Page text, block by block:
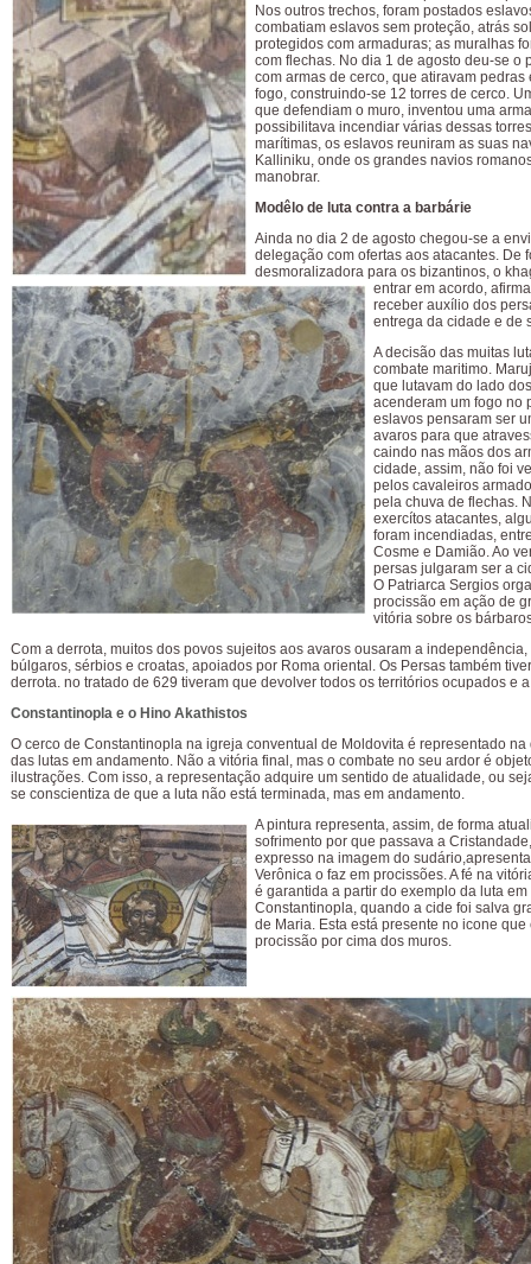
Nos outros trechos, foram postados
combatiam eslavos sem proteção, atrás
protegidos com armaduras; as muralhas
com flechas. No dia 1 de agosto deu-se o
com armas de cerco, que atiravam pedras
fogo, construindo-se 12 torres de cerco.
que defendiam o muro, inventou uma
possibilitava incendiar várias dessas
marítimas, os eslavos reuniram as suas
Kalliniku, onde os grandes navios
manobrar.
Modêlo de luta contra a barbárie
Ainda no dia 2 de agosto chegou-se a
delegação com ofertas aos atacantes. De
desmoralizadora para os bizantinos, o
entrar em acordo,
receber auxílio dos
entrega da cidade e de
A decisão das muitas
combate maritimo.
que lutavam do lado
acenderam um fogo no
eslavos pensaram ser
avaros para que
caindo nas mãos dos
cidade, assim, não foi
pelos cavaleiros
pela chuva de flechas.
exercítos atacantes,
foram incendiadas,
Cosme e Damião. Ao
persas julgaram ser a
O Patriarca Sergios
procissão em ação de
vitória sobre os
Com a derrota, muitos dos povos sujeitos aos avaros ousaram a
búlgaros, sérbios e croatas, apoiados por Roma oriental. Os Persas também
derrota. no tratado de 629 tiveram que devolver todos os territórios ocupados e
Constantinopla e o Hino Akathistos
O cerco de Constantinopla na igreja conventual de Moldovita é representado
das lutas em andamento. Não a vitória final, mas o combate no seu ardor é
ilustrações. Com isso, a representação adquire um sentido de atualidade, ou
se conscientiza de que a luta não está terminada, mas em andamento.
A pintura representa, assim, de forma
sofrimento por que passava a
expresso na imagem do
Verônica o faz em procissões. A fé na
é garantida a partir do exemplo da luta em
Constantinopla, quando a cide foi salva
de Maria. Esta está presente no icone que
procissão por cima dos muros.